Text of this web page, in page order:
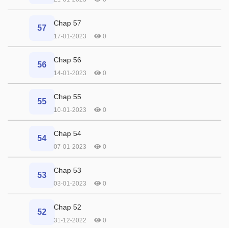
57
Chap 57
17-01-2023 0
56
Chap 56
14-01-2023 0
55
Chap 55
10-01-2023 0
54
Chap 54
07-01-2023 0
53
Chap 53
03-01-2023 0
52
Chap 52
31-12-2022 0